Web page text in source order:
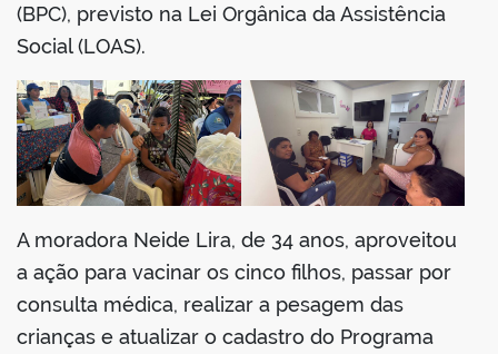
(BPC), previsto na Lei Orgânica da Assistência
Social (LOAS).
A moradora Neide Lira, de 34 anos, aproveitou
a ação para vacinar os cinco filhos, passar por
consulta médica, realizar a pesagem das
crianças e atualizar o cadastro do Programa